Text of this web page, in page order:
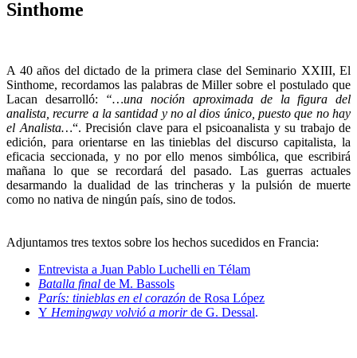
A 40 años del dictado de la primera clase del Seminario XXIII, El
Sinthome, recordamos las palabras de Miller sobre el postulado que
Lacan desarrolló: “…una noción aproximada de la figura del
analista, recurre a la santidad y no al dios único, puesto que no hay
el Analista…“. Precisión clave para el psicoanalista y su trabajo de
edición, para orientarse en las tinieblas del discurso capitalista, la
eficacia seccionada, y no por ello menos simbólica, que escribirá
mañana lo que se recordará del pasado. Las guerras actuales
desarmando la dualidad de las trincheras y la pulsión de muerte
como no nativa de ningún país, sino de todos.
Adjuntamos tres textos sobre los hechos sucedidos en Francia:
Entrevista a Juan Pablo Luchelli en Télam
Batalla final de M. Bassols
París: tinieblas en el corazón de Rosa López
Y Hemingway volvió a morirde G. Dessal.